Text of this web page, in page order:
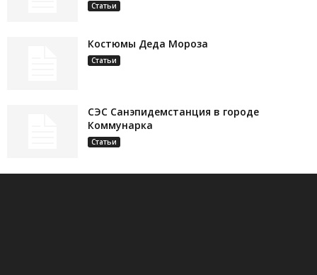
Статьи
Костюмы Деда Мороза
Статьи
СЭС Санэпидемстанция в городе
Коммунарка
Статьи